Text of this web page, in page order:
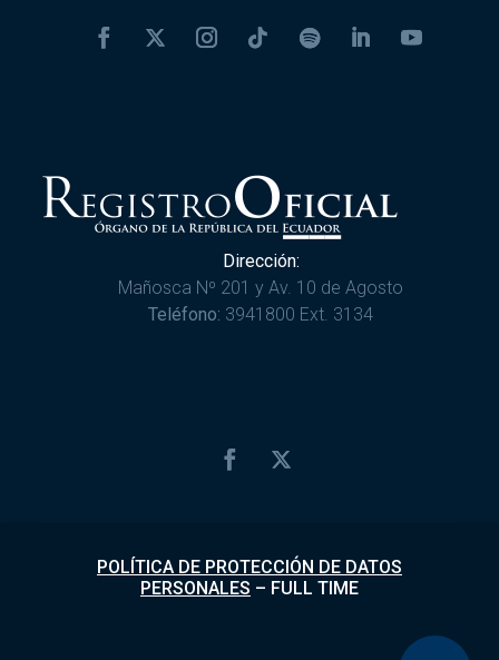
Dirección:
Mañosca Nº 201 y Av. 10 de Agosto
Teléfono: 3941800 Ext. 3134
POLÍTICA DE PROTECCIÓN DE DATOS
PERSONALES – FULL TIME